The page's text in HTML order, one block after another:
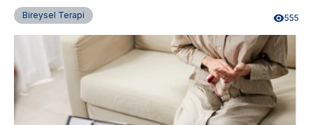
Bireysel Terapi 555